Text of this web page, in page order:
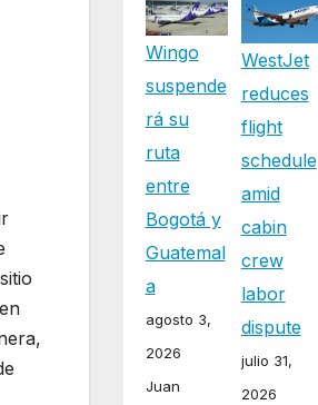
Wingo
suspende
rá su
ruta
entre
Bogotá y
Guatemal
a
agosto 3,
2026
Juan
WestJet
reduces
flight
schedule
amid
cabin
crew
labor
dispute
julio 31,
2026